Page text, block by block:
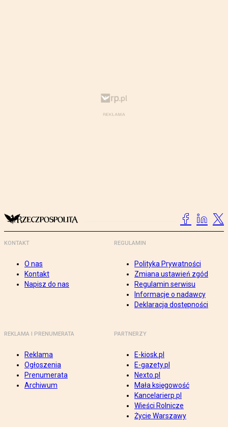
KONTAKT
O nas
Kontakt
Napisz do nas
REGULAMIN
Polityka Prywatności
Zmiana ustawień zgód
Regulamin serwisu
Informacje o nadawcy
Deklaracja dostępności
REKLAMA I PRENUMERATA
Reklama
Ogłoszenia
Prenumerata
Archiwum
PARTNERZY
E-kiosk.pl
E-gazety.pl
Nexto.pl
Mała księgowość
Kancelarierp.pl
Wieści Rolnicze
Życie Warszawy